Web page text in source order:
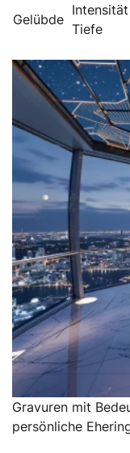
Gelübde
Tiefe
Gravuren mit
persönliche